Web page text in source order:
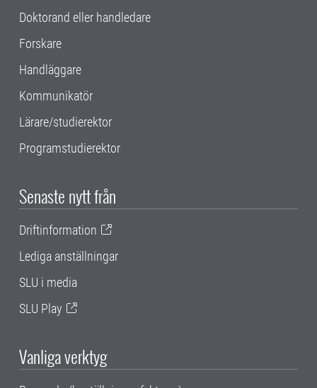
Doktorand eller handledare
Forskare
Handläggare
Kommunikatör
Lärare/studierektor
Programstudierektor
Senaste nytt från
Driftinformation
Lediga anställningar
SLU i media
SLU Play
Vanliga verktyg